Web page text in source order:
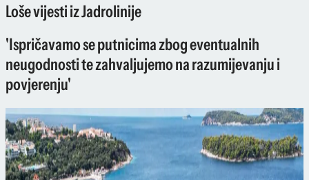
Loše vijesti iz Jadrolinije
'Ispričavamo se putnicima zbog eventualnih
neugodnosti te zahvaljujemo na razumijevanju i
povjerenju'